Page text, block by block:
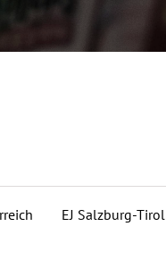
EJ Salzburg-Tirol